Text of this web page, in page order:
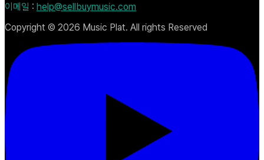
이메일 : help@sellbuymusic.com
Copyright © 2026 Music Plat. All rights Reserved